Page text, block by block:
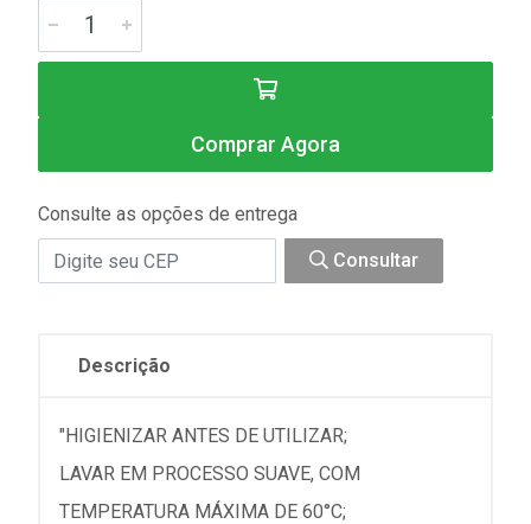
Comprar Agora
Consulte as opções de entrega
Consultar
Descrição
"HIGIENIZAR ANTES DE UTILIZAR;
LAVAR EM PROCESSO SUAVE, COM
TEMPERATURA MÁXIMA DE 60°C;